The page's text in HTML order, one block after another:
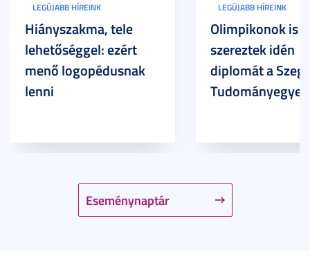
Eseménynaptár
LEGÚJABB HÍREINK
Hiányszakma, tele
lehetőséggel: ezért
menő logopédusnak
lenni
LEGÚJABB HÍREINK
Olimpikonok is
szereztek idén
diplomát a